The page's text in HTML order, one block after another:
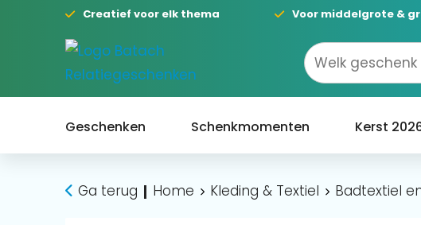
Creatief voor elk thema Voor middelgrote &
Geschenken Schenkmomenten Kerst
Ga terug Home Kleding & Textiel Badtextiel